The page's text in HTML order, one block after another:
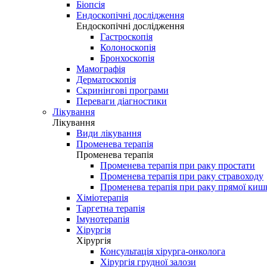
Біопсія
Ендоскопічні дослідження
Ендоскопічні дослідження
Гастроскопія
Колоноскопія
Бронхоскопія
Мамографія
Дерматоскопія
Скринінгові програми
Переваги діагностики
Лікування
Лікування
Види лікування
Променева терапія
Променева терапія
Променева терапія при раку простати
Променева терапія при раку стравоходу
Променева терапія при раку прямої
Хіміотерапія
Таргетна терапія
Імунотерапія
Хірургія
Хірургія
Консультація хірурга-онколога
Хірургія грудної залози